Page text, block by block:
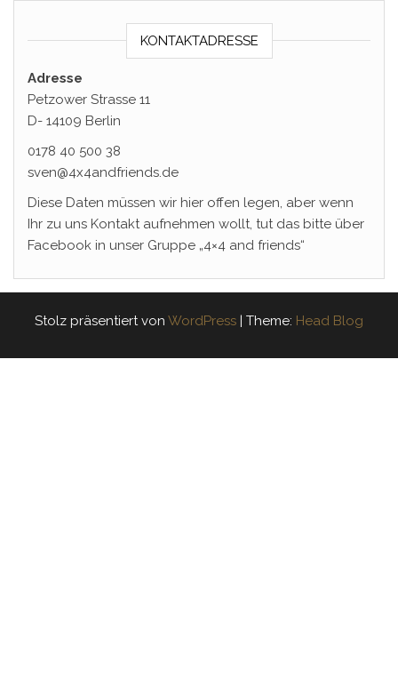
KONTAKTADRESSE
Adresse
Petzower Strasse 11
D- 14109 Berlin
0178 40 500 38
sven@4x4andfriends.de
Diese Daten müssen wir hier offen legen, aber wenn
Ihr zu uns Kontakt aufnehmen wollt, tut das bitte über
Facebook in unser Gruppe „4×4 and friends“
Stolz präsentiert von WordPress | Theme: Head Blog